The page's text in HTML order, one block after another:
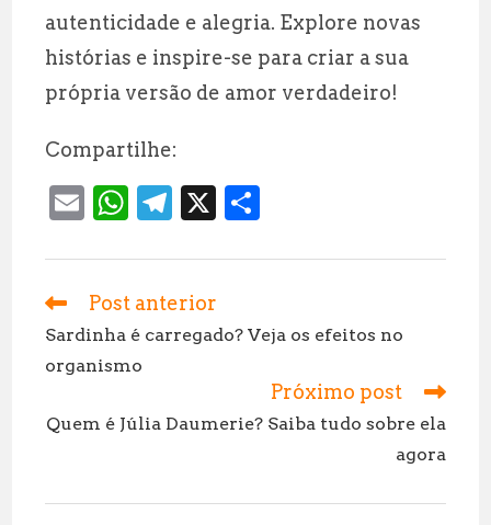
autenticidade e alegria. Explore novas
histórias e inspire-se para criar a sua
própria versão de amor verdadeiro!
Compartilhe:
E
ai
l
W
at
s
A
p
p
T
e
g
r
m
X
a
e
Leia
artigos
Post anterior
Sardinha é carregado? Veja os efeitos no
organismo
Próximo post
Quem é Júlia Daumerie? Saiba tudo sobre ela
agora